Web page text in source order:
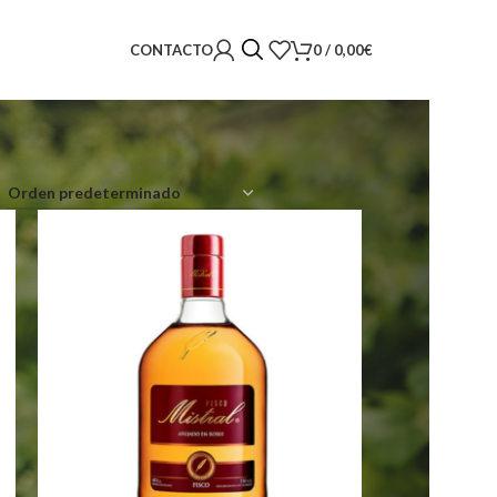
CONTACTO 0/ 0,00€